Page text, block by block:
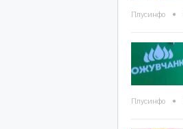
Плусинфо
Плусинфо